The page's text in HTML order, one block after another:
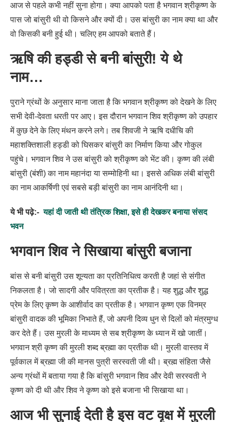
आज से पहले कभी नहीं सुना होगा। क्या आपको पता है भगवान श्रीकृष्ण के
पास जो बांसुरी थी वो किसने और क्यों दी। उस बांसुरी का नाम क्या था और
वो किसकी बनी हुई थी। चलिए हम आपको बताते हैं।
ऋषि की हड्डी से बनी बांसुरी! ये थे
नाम…
पुराने ग्रंथों के अनुसार माना जाता है कि भगवान श्रीकृष्ण को देखने के लिए
सभी देवी-देवता धरती पर आए। इस दौरान भगवान शिव श्रीकृष्ण को उपहार
में कुछ देने के लिए मंथन करने लगे। तब शिवजी ने ऋषि दधीचि की
महाशक्तिशाली हड्डी को घिसकर बांसुरी का निर्माण किया और गोकुल
पहुंचे। भगवान शिव ने उस बांसुरी को श्रीकृष्ण को भेंट की। कृष्ण की लंबी
बांसुरी (बंशी) का नाम महानंदा या सम्मोहिनी था। इससे अधिक लंबी बांसुरी
का नाम आकर्षिणी एवं सबसे बड़ी बांसुरी का नाम आनंदिनी था।
ये भी पढ़े:-यहां दी जाती थी तंत्रिक शिक्षा, इसे ही देखकर बनाया संसद
भवन
भगवान शिव ने सिखाया बांसुरी बजाना
बांस से बनी बांसुरी उस शून्यता का प्रतिनिधित्व करती है जहां से संगीत
निकलता है। जो सादगी और पवित्रता का प्रतीक है। यह शुद्ध और शुद्ध
प्रेम के लिए कृष्ण के आशीर्वाद का प्रतीक है। भगवान कृष्ण एक विनम्र
बांसुरी वादक की भूमिका निभाते हैं, जो अपनी दिव्य धुन से दिलों को मंत्रमुग्ध
कर देते हैं। उस मुरली के माध्यम से सब श्रीकृष्ण के ध्यान में खो जातीं।
भगवान श्री कृष्ण की मुरली शब्द ब्रह्मा का प्रतीक थी। मुरली वास्तव में
पूर्वकाल में ब्रह्मा जी की मानस पुत्री सरस्वती जी थी। ब्रह्म संहिता जैसे
अन्य ग्रंथों में बताया गया है कि बांसुरी भगवान शिव और देवी सरस्वती ने
कृष्ण को दी थी और शिव ने कृष्ण को इसे बजाना भी सिखाया था।
आज भी सुनाई देती है इस वट वृक्ष में मुरली